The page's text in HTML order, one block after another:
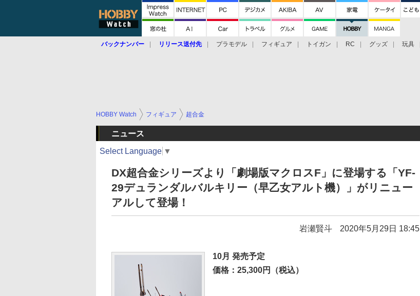
バックナンバー リリース送付先 プラモデル フィギュア トイガン RC グッズ 玩具
HOBBY Watch フィギュア 超合金
ニュース
Select Language ▼
DX超合金シリーズより「劇場版マクロスF」に登場する「YF-
29デュランダルバルキリー（早乙女アルト機）」がリニュー
アルして登場！
岩瀬賢斗 2020年5月29日 18:45
10月 発売予定
価格：25,300円（税込）